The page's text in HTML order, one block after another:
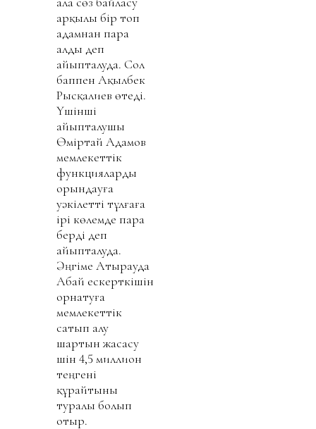
арқылы бір топ
адамнан пара
алды деп
айыпталуда. Сол
баппен Ақылбек
Рысқалиев өтеді.
Үшінші
айыпталушы
Өміртай Адамов
мемлекеттік
функцияларды
орындауға
уәкілетті тұлғаға
ірі көлемде пара
берді деп
айыпталуда.
Әңгіме Атырауда
Абай ескерткішін
орнатуға
мемлекеттік
сатып алу
шартын жасасу
үшін 4,5 миллион
теңгені
құрайтыны
туралы болып
отыр.